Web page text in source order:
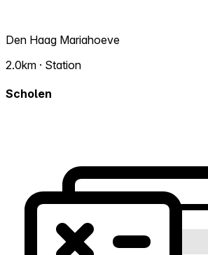
Den Haag Mariahoeve
2.0km · Station
Scholen